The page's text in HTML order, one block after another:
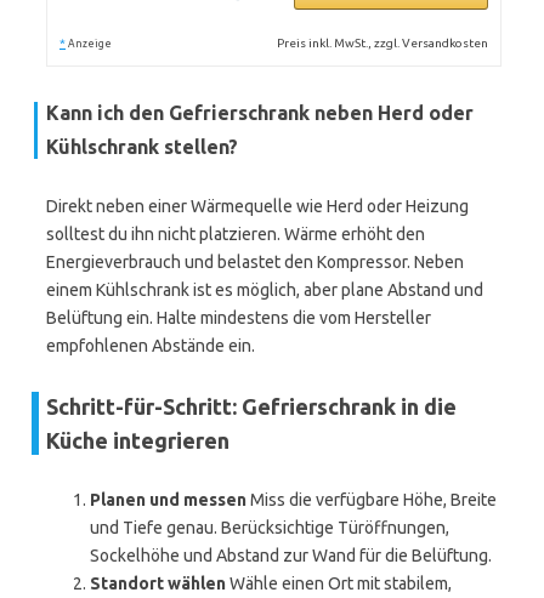
* Anzeige Preis inkl. MwSt., zzgl. Versandkosten
Kann ich den Gefrierschrank neben Herd oder
Kühlschrank stellen?
Direkt neben einer Wärmequelle wie Herd oder Heizung
solltest du ihn nicht platzieren. Wärme erhöht den
Energieverbrauch und belastet den Kompressor. Neben
einem Kühlschrank ist es möglich, aber plane Abstand und
Belüftung ein. Halte mindestens die vom Hersteller
empfohlenen Abstände ein.
Schritt-für-Schritt: Gefrierschrank in die
Küche integrieren
Planen und messenMiss die verfügbare Höhe, Breite
und Tiefe genau. Berücksichtige Türöffnungen,
Sockelhöhe und Abstand zur Wand für die Belüftung.
Standort wählenWähle einen Ort mit stabilem,